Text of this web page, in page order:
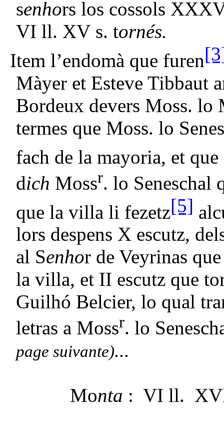
senhors los cossols
VI ll. XV s. tornés.
Item l’endomà que furen
Màyer et Esteve Tibbaut
Bordeux devers Moss. lo
termes que Moss. lo
fach de la mayoria, et
dich Mossr. lo Seneschal
que la villa li fezetz[5]
lors despens X escutz,
al Senhor de Veyrinas
la villa, et II escutz que
Guilhó Belcier, lo qual
letras a Mossr. lo
page suivante)...
Monta : VI ll.